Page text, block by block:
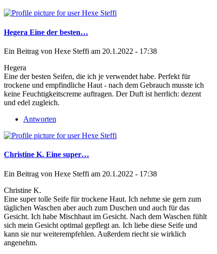
Hegera Eine der besten…
Ein Beitrag von Hexe Steffi am 20.1.2022 - 17:38
Hegera
Eine der besten Seifen, die ich je verwendet habe. Perfekt für
trockene und empfindliche Haut - nach dem Gebrauch musste ich
keine Feuchtigkeitscreme auftragen. Der Duft ist herrlich: dezent
und edel zugleich.
Antworten
Christine K. Eine super…
Ein Beitrag von Hexe Steffi am 20.1.2022 - 17:38
Christine K.
Eine super tolle Seife für trockene Haut. Ich nehme sie gern zum
täglichen Waschen aber auch zum Duschen und auch für das
Gesicht. Ich habe Mischhaut im Gesicht. Nach dem Waschen fühlt
sich mein Gesicht optimal gepflegt an. Ich liebe diese Seife und
kann sie nur weiterempfehlen. Außerdem riecht sie wirklich
angenehm.